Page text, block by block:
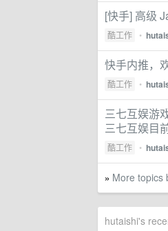
[快手] 高级
酷工作 •
快手内推，
酷工作 •
三七互娱游
三七互娱目
酷工作 •
» More topics
hutaishi's